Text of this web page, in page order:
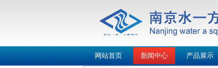
网站首页 新闻中心 产品展示